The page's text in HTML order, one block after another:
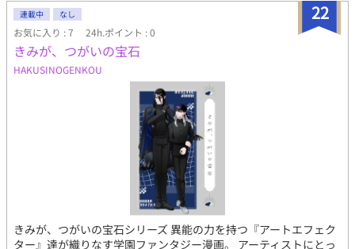
22
連載中 なし
お気に入り : 7 24h.ポイント : 0
きみが、つがいの宝石
HAKUSINOGENKOU
きみが、つがいの宝石シリーズ 異能の力を持つ『アートエフェク
ター』達が織りなす学園ファンタジー漫画。 アーティストにとっ